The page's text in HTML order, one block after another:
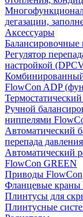
дегазации,
Аксессуары
Регулятор
настройкой
Комбинированный
FlowСon ADP
Ручной
ниппелями
Автоматический
перепада
Автоматический
FlowСon GREEN
Приводы FlowCon
Фланцевые краны
Плинтусы для
Плинтусные